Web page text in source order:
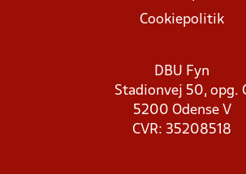
Cookiepolitik
DBU Fyn
Stadionvej 50, opg.
5200 Odense V
CVR: 35208518